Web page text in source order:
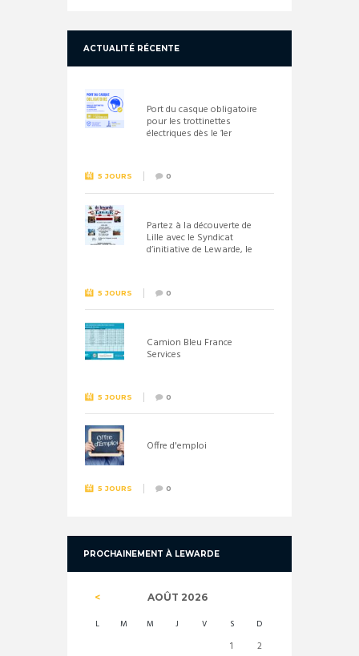
ACTUALITÉ RÉCENTE
Port du casque obligatoire
pour les trottinettes
électriques dès le 1er
5 JOURS 0
Partez à la découverte de
Lille avec le Syndicat
d’initiative de Lewarde, le
5 JOURS 0
Camion Bleu France
Services
5 JOURS 0
Offre d'emploi
5 JOURS 0
PROCHAINEMENT À LEWARDE
AOÛT 2026
L M M J V S D
1 2